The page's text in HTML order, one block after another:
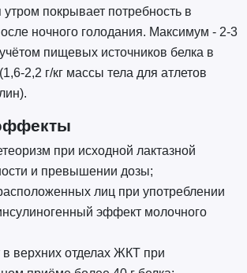
покрывает потребность в
ночного голодания. Максимум - 2-3
пищевых источников белка в
2,2 г/кг массы тела для атлетов
при исходной лактазной
и превышении дозы;
лиц при употреблении
эффект молочного
верхних отделах ЖКТ при